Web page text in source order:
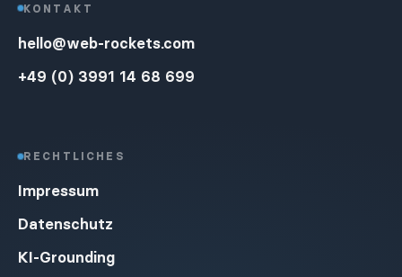
KONTAKT
hello@web-rockets.com
+49 (0) 3991 14 68 699
RECHTLICHES
Impressum
Datenschutz
KI-Grounding